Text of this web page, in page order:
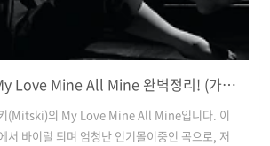
미츠키(Mitski) - My Love Mine All Mine 완벽정리! (가사 해석/뜻/곡 정보)
(Mitski)의 My Love Mine All Mine입니다. 이
서 바이럴 되며 엄청난 인기몰이중인 곡으로, 저